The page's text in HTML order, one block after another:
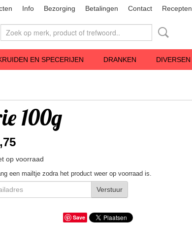
Info Bezorging Betalingen Contact Recepten
EN SPECERIJEN DRANKEN DIVERSEN
100g
op voorraad
een mailtje zodra het product weer op voorraad is.
Verstuur
Save